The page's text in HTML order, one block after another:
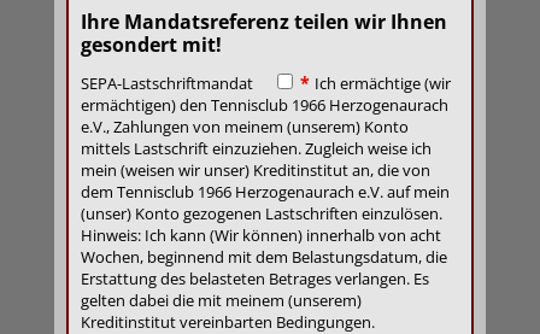
Ihre Mandatsreferenz teilen wir Ihnen
gesondert mit!
SEPA-Lastschriftmandat * Ich ermächtige (wir
ermächtigen) den Tennisclub 1966 Herzogenaurach
e.V., Zahlungen von meinem (unserem) Konto
mittels Lastschrift einzuziehen. Zugleich weise ich
mein (weisen wir unser) Kreditinstitut an, die von
dem Tennisclub 1966 Herzogenaurach e.V. auf mein
(unser) Konto gezogenen Lastschriften einzulösen.
Hinweis: Ich kann (Wir können) innerhalb von acht
Wochen, beginnend mit dem Belastungsdatum, die
Erstattung des belasteten Betrages verlangen. Es
gelten dabei die mit meinem (unserem)
Kreditinstitut vereinbarten Bedingungen.